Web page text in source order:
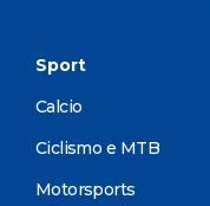
Sport
Calcio
Ciclismo e MTB
Motorsports